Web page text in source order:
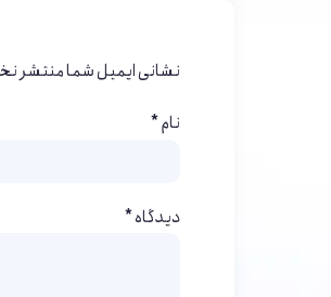
نتایجی دارای ماندگاری
های مکرر تر است تا نتایج
نشانی ایمیل شما منتشر
دیدگاه*
نام*